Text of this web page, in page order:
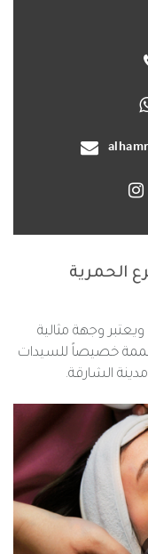
الحمرية
فروع نادي سيدات الشارقة الـ 8، ويعتبر وجهة مثالية
خصيصاً للسيدات
الشارقة.